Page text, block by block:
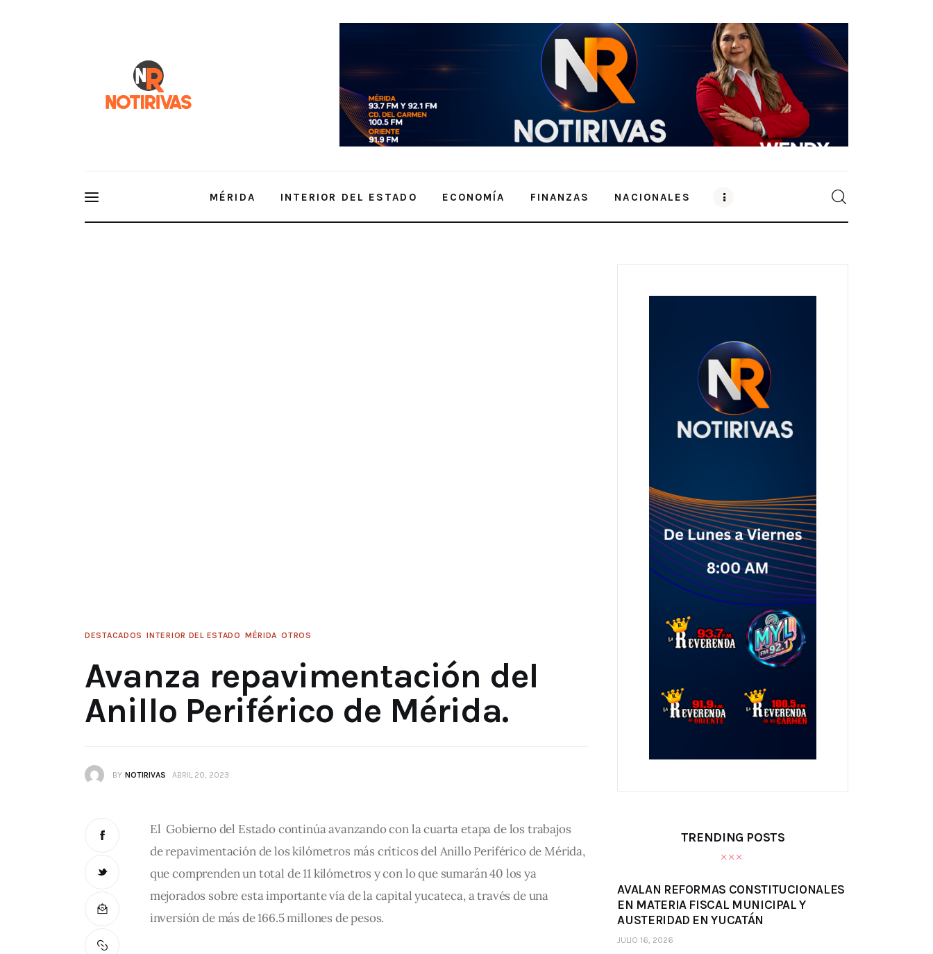
MÉRIDA INTERIOR DEL ESTADO ECONOMÍA FINANZAS NACIONALES
DESTACADOS INTERIOR DEL ESTADO MÉRIDA OTROS
Avanza repavimentación del
Anillo Periférico de Mérida.
BY NOTIRIVAS ABRIL 20, 2023
El  Gobierno del Estado continúa avanzando con la cuarta etapa de los trabajos
de repavimentación de los kilómetros más críticos del Anillo Periférico de Mérida,
que comprenden un total de 11 kilómetros y con lo que sumarán 40 los ya
mejorados sobre esta importante vía de la capital yucateca, a través de una
inversión de más de 166.5 millones de pesos.
TRENDING POSTS
AVALAN REFORMAS CONSTITUCIONALES
EN MATERIA FISCAL MUNICIPAL Y
AUSTERIDAD EN YUCATÁN
JULIO 16, 2026